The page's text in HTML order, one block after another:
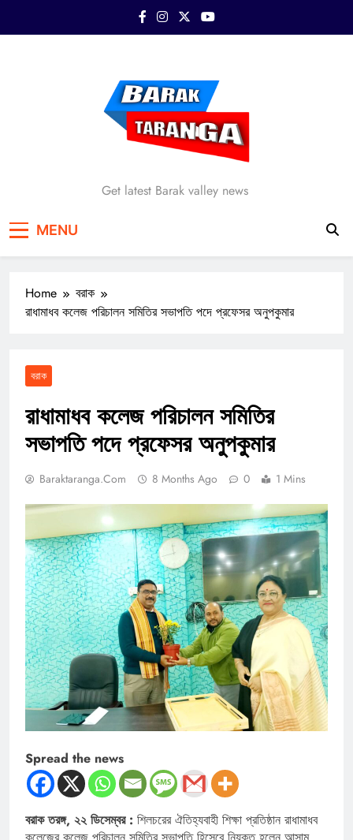
Barak Taranga
Get latest Barak valley news
MENU
Home
বরাক
রাধামাধব কলেজ পরিচালন সমিতির সভাপতি পদে প্রফেসর অনুপকুমার
বরাক
রাধামাধব কলেজ পরিচালন সমিতির
সভাপতি পদে প্রফেসর অনুপকুমার
Baraktaranga.com 8 Months Ago 0 1 Mins
Spread the news
বরাক তরঙ্গ, ২২ ডিসেম্বর : শিলচরের ঐতিহ্যবাহী শিক্ষা প্রতিষ্ঠান রাধামাধব